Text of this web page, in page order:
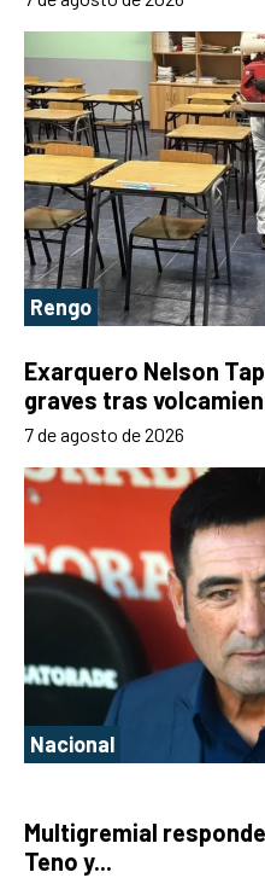
Rengo
Exarquero Nelson
graves tras
7 de agosto de 2026
Nacional
Multigremial
Teno y...